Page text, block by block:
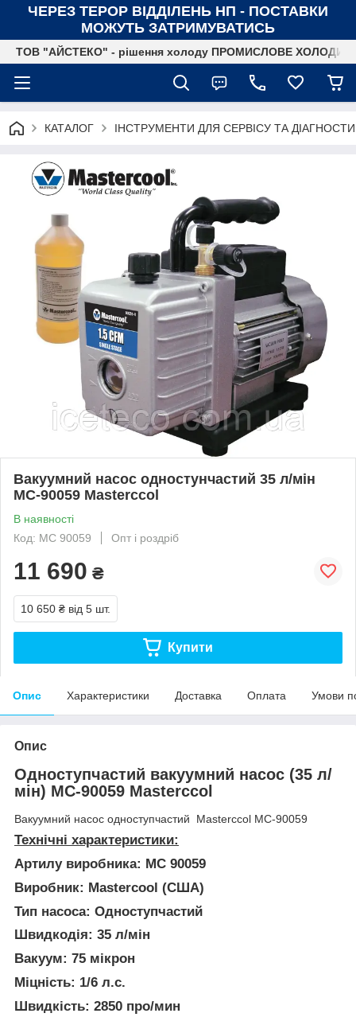
ЧЕРЕЗ ТЕРОР ВІДДІЛЕНЬ НП - ПОСТАВКИ
МОЖУТЬ ЗАТРИМУВАТИСЬ
ТОВ "АЙСТЕКО" - рішення холоду ПРОМИСЛОВЕ
КАТАЛОГ ІНСТРУМЕНТИ ДЛЯ СЕРВІСУ ТА
Вакуумний насос одностунчастий 35 л/мін
МС-90059 Masterccol
В наявності
Код: МС 90059
Опт і роздріб
11 690 ₴
10 650 ₴ від 5 шт.
Купити
Опис Характеристики Доставка Оплата Умови
Опис
Одноступчастий вакуумний насос (35 л/
мін) МС-90059 Masterccol
Вакуумний насос одноступчастий Masterccol МС-90059
Технічні характеристики:
Артилу виробника: MC 90059
Виробник: Mastercool (США)
Тип насоса: Одноступчастий
Швидкодія: 35 л/мін
Вакуум: 75 мікрон
Міцність: 1/6 л.с.
Швидкість: 2850 про/мин